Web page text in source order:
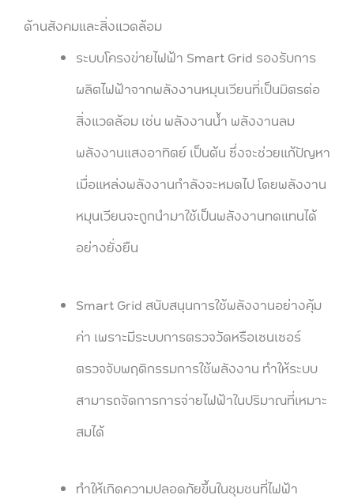
ด้านสังคมและสิ่งแวดล้อม
ระบบโครงข่ายไฟฟ้า Smart Grid รองรับการ
ผลิตไฟฟ้าจากพลังงานหมุนเวียนที่เป็นมิตรต่อ
สิ่งแวดล้อม เช่น พลังงานน้ำ พลังงานลม
พลังงานแสงอาทิตย์ เป็นต้น ซึ่งจะช่วยแก้ปัญหา
เมื่อแหล่งพลังงานกำลังจะหมดไป โดยพลังงาน
หมุนเวียนจะถูกนำมาใช้เป็นพลังงานทดแทนได้
อย่างยั่งยืน
Smart Grid สนับสนุนการใช้พลังงานอย่างคุ้ม
ค่า เพราะมีระบบการตรวจวัดหรือเซนเซอร์
ตรวจจับพฤติกรรมการใช้พลังงาน ทำให้ระบบ
สามารถจัดการการจ่ายไฟฟ้าในปริมาณที่เหมาะ
สมได้
ทำให้เกิดความปลอดภัยขึ้นในชุมชนที่ไฟฟ้า